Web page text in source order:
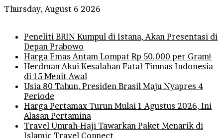
Thursday, August 6 2026
Peneliti BRIN Kumpul di Istana, Akan Presentasi di
Depan Prabowo
Harga Emas Antam Lompat Rp 50.000 per Gram!
Herdman Akui Kesalahan Fatal Timnas Indonesia
di 15 Menit Awal
Usia 80 Tahun, Presiden Brasil Maju Nyapres 4
Periode
Harga Pertamax Turun Mulai 1 Agustus 2026, Ini
Alasan Pertamina
Travel Umrah-Haji Tawarkan Paket Menarik di
Islamic Travel Connect